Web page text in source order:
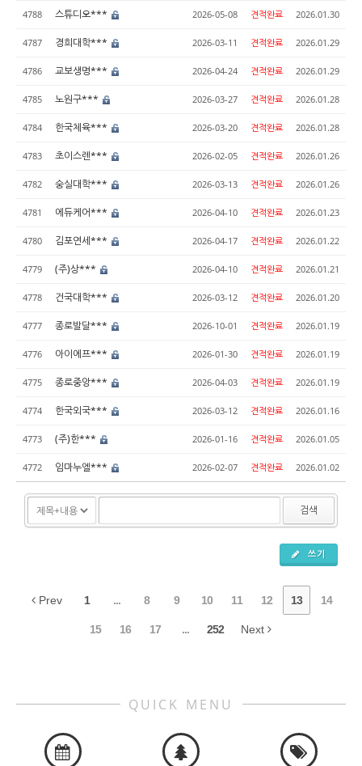
4788 스튜디오*** 2026-05-08 견적완료 2026.01.30
4787 경희대학*** 2026-03-11 견적완료 2026.01.29
4786 교보생명*** 2026-04-24 견적완료 2026.01.29
4785 노원구*** 2026-03-27 견적완료 2026.01.28
4784 한국체육*** 2026-03-20 견적완료 2026.01.28
4783 초이스렌*** 2026-02-05 견적완료 2026.01.26
4782 숭실대학*** 2026-03-13 견적완료 2026.01.26
4781 에듀케어*** 2026-04-10 견적완료 2026.01.23
4780 김포연세*** 2026-04-17 견적완료 2026.01.22
4779 (주)상*** 2026-04-10 견적완료 2026.01.21
4778 건국대학*** 2026-03-12 견적완료 2026.01.20
4777 종로발달*** 2026-10-01 견적완료 2026.01.19
4776 아이에프*** 2026-01-30 견적완료 2026.01.19
4775 종로중앙*** 2026-04-03 견적완료 2026.01.19
4774 한국외국*** 2026-03-12 견적완료 2026.01.16
4773 (주)한*** 2026-01-16 견적완료 2026.01.05
4772 임마누엘*** 2026-02-07 견적완료 2026.01.02
검색
쓰기
Prev 1 ... 8 9 10 11 12 13 14
15 16 17 ... 252 Next
QUICK MENU